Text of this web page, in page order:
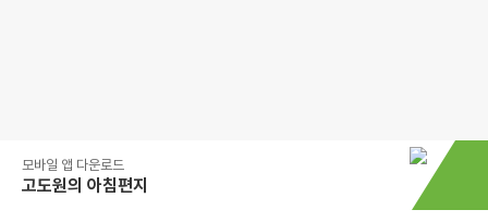
모바일 앱 다운로드
고도원의 아침편지